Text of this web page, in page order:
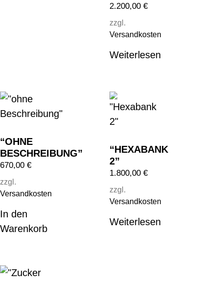
2.200,00 €
zzgl.
Versandkosten
Weiterlesen
“OHNE
BESCHREIBUNG”
670,00 €
zzgl.
Versandkosten
In den
Warenkorb
“HEXABANK
2”
1.800,00 €
zzgl.
Versandkosten
Weiterlesen